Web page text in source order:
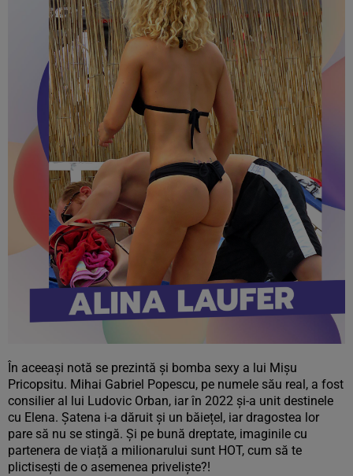
În aceeași notă se prezintă și bomba sexy a lui Mișu
Pricopsitu. Mihai Gabriel Popescu, pe numele său real, a fost
consilier al lui Ludovic Orban, iar în 2022 și-a unit destinele
cu Elena. Șatena i-a dăruit și un băiețel, iar dragostea lor
pare să nu se stingă. Și pe bună dreptate, imaginile cu
partenera de viață a milionarului sunt HOT, cum să te
plictisești de o asemenea priveliște?!